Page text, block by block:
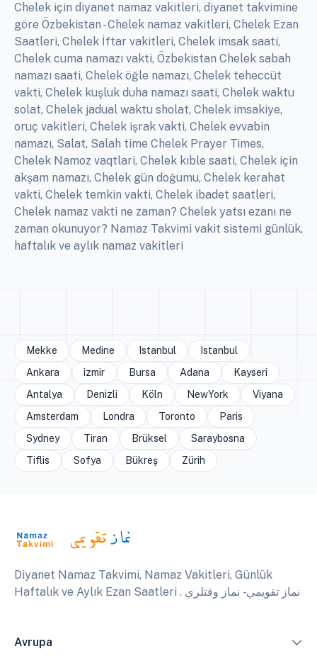
Chelek için diyanet namaz vakitleri, diyanet takvimine
göre Özbekistan - Chelek namaz vakitleri, Chelek Ezan
Saatleri, Chelek İftar vakitleri, Chelek imsak saati,
Chelek cuma namazı vakti, Özbekistan Chelek sabah
namazı saati, Chelek öğle namazı, Chelek teheccüt
vakti, Chelek kuşluk duha namazı saati, Chelek waktu
solat, Chelek jadual waktu sholat, Chelek imsakiye,
oruç vakitleri, Chelek işrak vakti, Chelek evvabin
namazı, Salat, Salah time Chelek Prayer Times,
Chelek Namoz vaqtlari, Chelek kıble saati, Chelek için
akşam namazı, Chelek gün doğumu, Chelek kerahat
vakti, Chelek temkin vakti, Chelek ibadet saatleri,
Chelek namaz vakti ne zaman? Chelek yatsı ezanı ne
zaman okunuyor? Namaz Takvimi vakit sistemi günlük,
haftalık ve aylık namaz vakitleri
Mekke Medine Istanbul
Istanbul
Ankara
izmir Bursa Adana
Kayseri
Antalya
Denizli Köln NewYork
Viyana
Amsterdam
Londra Toronto
Paris
Sydney
Tiran Brüksel
Saraybosna
Tiflis
Sofya Bükreş Zürih
Diyanet Namaz Takvimi, Namaz Vakitleri, Günlük
Haftalık ve Aylık Ezan Saatleri . نماز تقويمي - نماز وقتلري
Avrupa